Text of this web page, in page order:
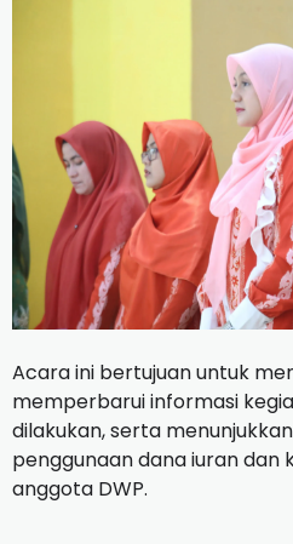
Acara ini bertujuan untuk
memperbarui informasi
dilakukan, serta
penggunaan dana iuran dan
anggota DWP.